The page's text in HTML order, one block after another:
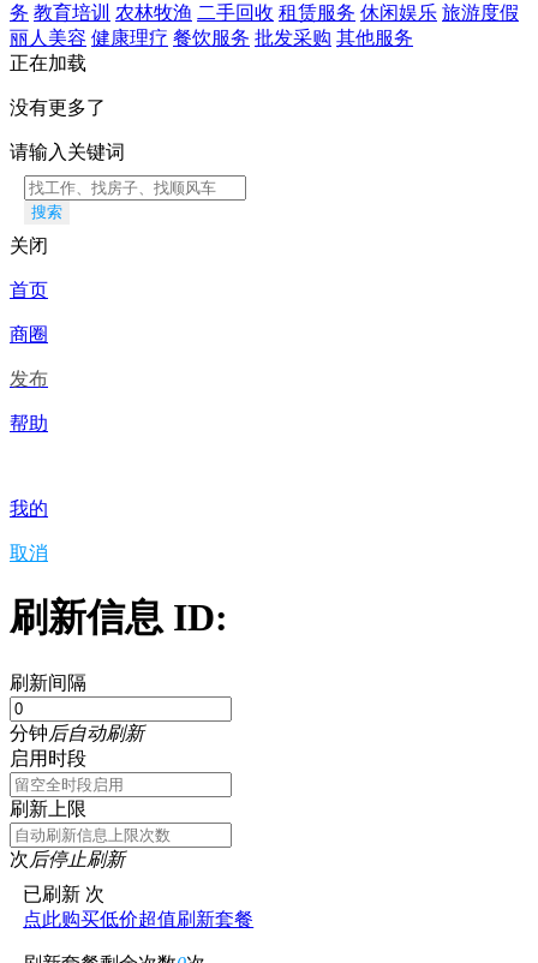
务 教育培训 农林牧渔 二手回收 租赁服务 休闲娱乐 旅游度假
丽人美容 健康理疗 餐饮服务 批发采购 其他服务
正在加载
没有更多了
请输入关键词
搜索
关闭
首页
商圈
发布
帮助
我的
取消
刷新信息 ID:
刷新间隔
分钟后自动刷新
启用时段
刷新上限
次后停止刷新
已刷新 次
点此购买低价超值刷新套餐